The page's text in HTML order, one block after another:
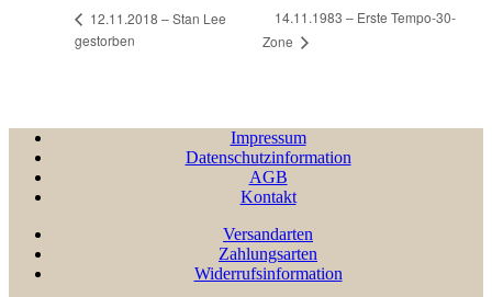
12.11.2018 – Stan Lee
gestorben
14.11.1983 – Erste Tempo-30-
Zone
Impressum
Datenschutzinformation
AGB
Kontakt
Versandarten
Zahlungsarten
Widerrufsinformation